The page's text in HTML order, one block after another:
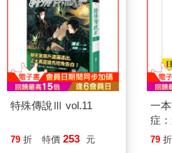
時他們也會措辭強硬地宣布「創造
「美」跟他們嘗試要做的事情毫無
藝術運動「達達主義」的擁護者，
品絕對不美麗。
儘管遭到哲學家和藝術家宣判出局
的至上詞彙，不管「美感」與「美
美學在敘事中的用法
特殊傳說Ⅲ vol.11
79 折 特價 253 元
一
症
開
79 折